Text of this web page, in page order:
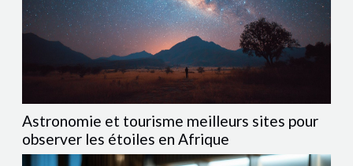
Astronomie et tourisme meilleurs sites pour
observer les étoiles en Afrique